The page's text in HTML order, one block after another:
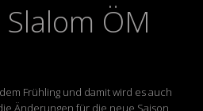
ÖM
Frühling und damit wird es auch
Änderungen für die neue Saison